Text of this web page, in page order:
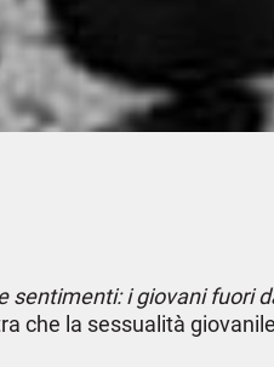
sentimenti: i giovani fuori
che la sessualità